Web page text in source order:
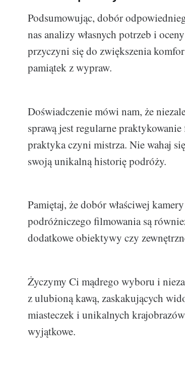
Podsumowując, dobór
nas analizy własnych potrzeb i
przyczyni się do zwiększenia
pamiątek z wypraw.
Doświadczenie mówi nam, że
sprawą jest regularne
praktyka czyni mistrza. Nie wahaj
swoją unikalną historię podróży.
Pamiętaj, że dobór właściwej
podróżniczego filmowania są
dodatkowe obiektywy czy
Życzymy Ci mądrego wyboru i
z ulubioną kawą, zaskakujących
miasteczek i unikalnych
wyjątkowe.